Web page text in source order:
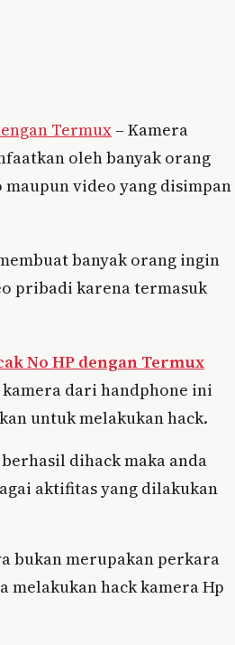
Termux – Kamera
oleh banyak orang
video yang disimpan
banyak orang ingin
pribadi karena termasuk
No HP dengan Termux
dari handphone ini
untuk melakukan hack.
dihack maka anda
aktifitas yang dilakukan
bukan merupakan perkara
melakukan hack kamera Hp